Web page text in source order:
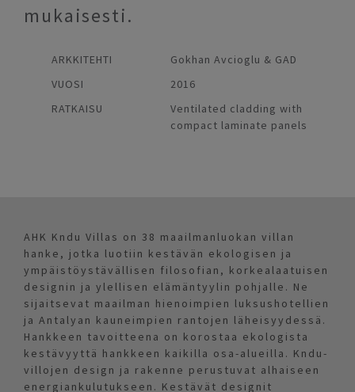
mukaisesti.
ARKKITEHTI
Gokhan Avcioglu & GAD
VUOSI
2016
RATKAISU
Ventilated cladding with
compact laminate panels
AHK Kndu Villas on 38 maailmanluokan villan
hanke, jotka luotiin kestävän ekologisen ja
ympäistöystävällisen filosofian, korkealaatuisen
designin ja ylellisen elämäntyylin pohjalle. Ne
sijaitsevat maailman hienoimpien luksushotellien
ja Antalyan kauneimpien rantojen läheisyydessä.
Hankkeen tavoitteena on korostaa ekologista
kestävyyttä hankkeen kaikilla osa-alueilla. Kndu-
villojen design ja rakenne perustuvat alhaiseen
energiankulutukseen. Kestävät designit